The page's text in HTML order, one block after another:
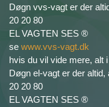
Døgn vvs-vagt er der
20 20 80
EL VAGTEN SES ®
se www.vvs-vagt.dk
hvis du vil vide mere, alt
Døgn el-vagt er der
20 20 80
EL VAGTEN SES ®